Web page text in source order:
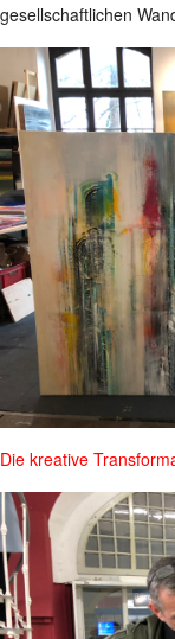
gesellschaftlichen
Die kreative